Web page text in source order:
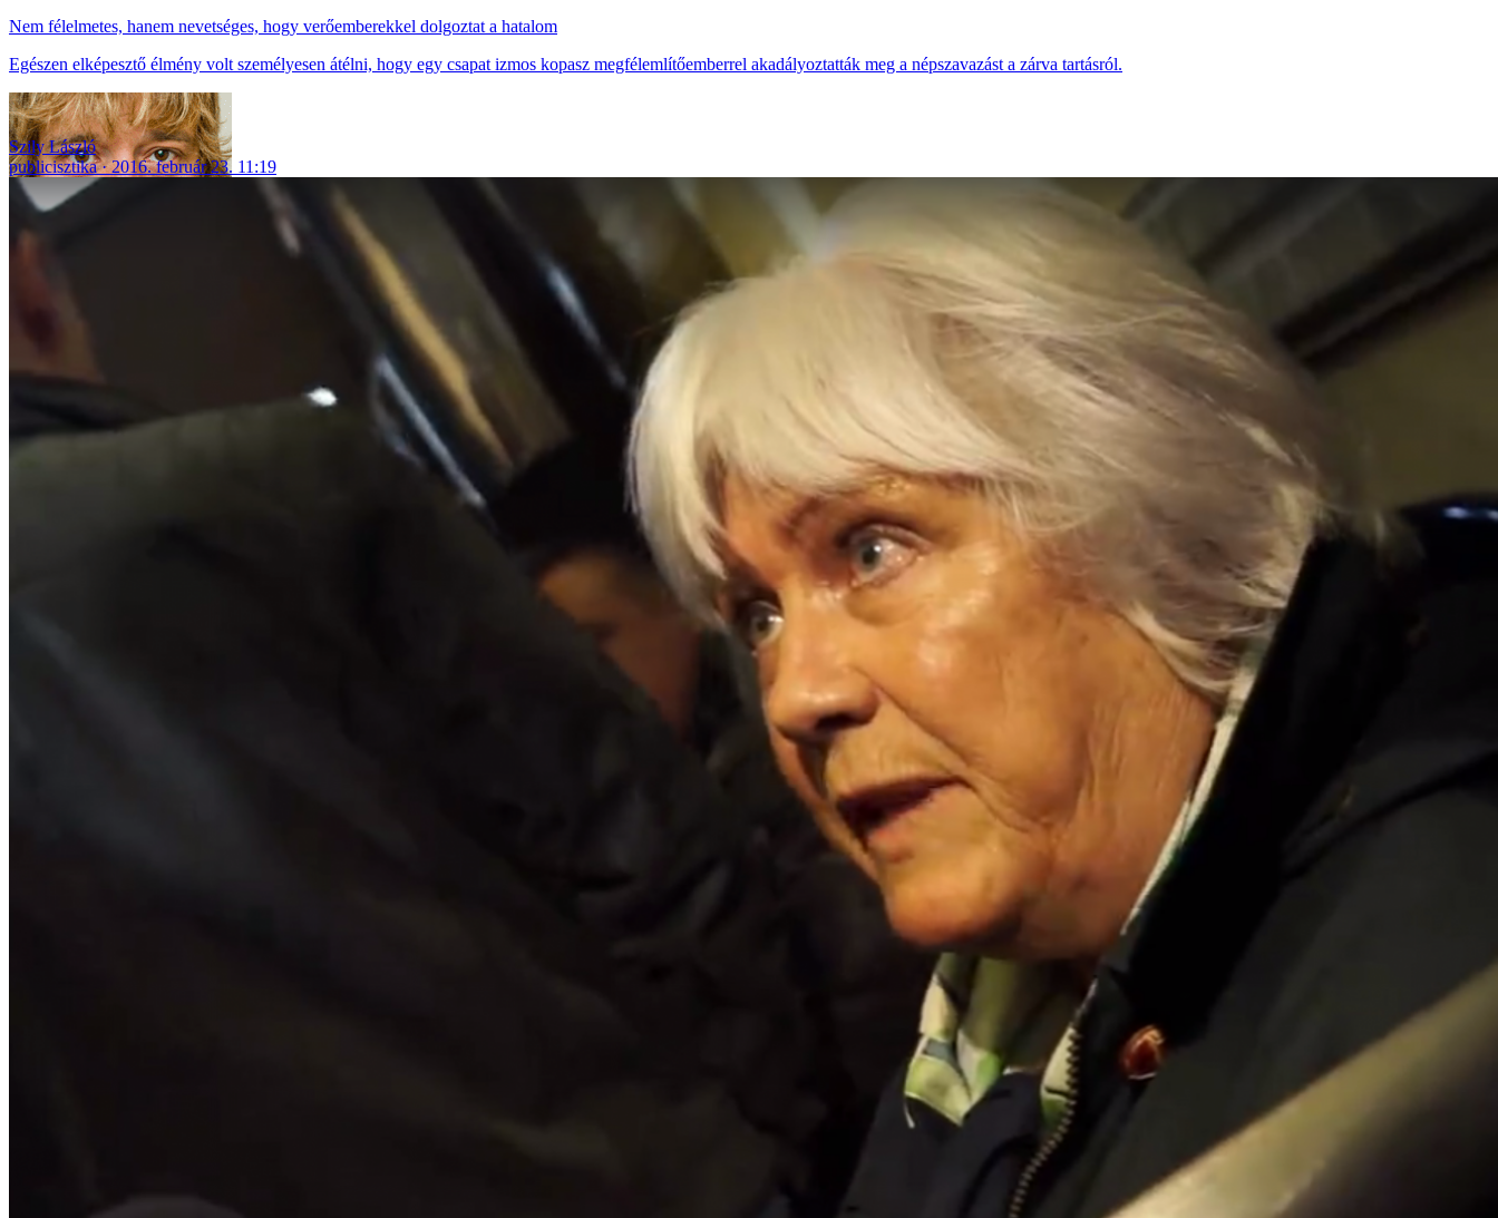
Nem félelmetes, hanem nevetséges, hogy verőemberekkel dolgoztat a hatalom
Egészen elképesztő élmény volt személyesen átélni, hogy egy csapat izmos kopasz megfélemlítőemberrel akadályoztatták meg a népszavazást a zárva tartásról.
Szily László
publicisztika
2016. február 23. 11:19